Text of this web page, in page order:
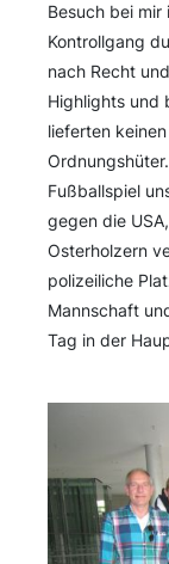
Besuch bei
Kontrollgang
nach Recht
Highlights und
lieferten
Fußballspiel
gegen die
Osterholzern
polizeiliche
Mannschaft
Tag in der